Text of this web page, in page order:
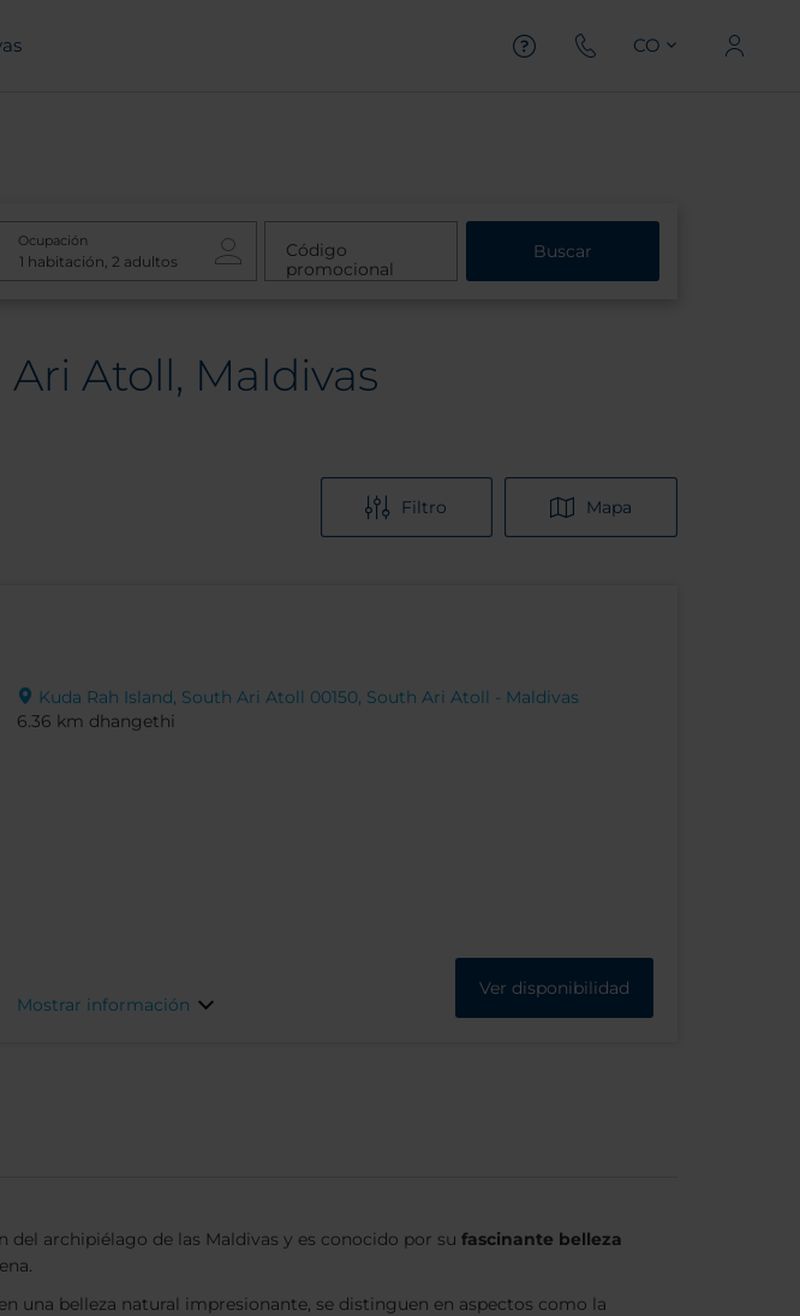
CO
Ocupación
Código
promocional
Buscar
Atoll, Maldivas
Filtro Mapa
Kuda Rah Island, South Ari Atoll 00150, South Ari Atoll - Maldivas
6.36 km dhangethi
Mostrar información
Ver disponibilidad
archipiélago de las Maldivas y es conocido por su fascinante belleza
una belleza natural impresionante, se distinguen en aspectos como la